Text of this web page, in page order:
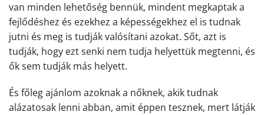
van minden lehetőség bennük, mindent megkaptak a
fejlődéshez és ezekhez a képességekhez el is tudnak
jutni és meg is tudják valósítani azokat. Sőt, azt is
tudják, hogy ezt senki nem tudja helyettük megtenni, és
ők sem tudják más helyett.
És főleg ajánlom azoknak a nőknek, akik tudnak
alázatosak lenni abban, amit éppen tesznek, mert látják